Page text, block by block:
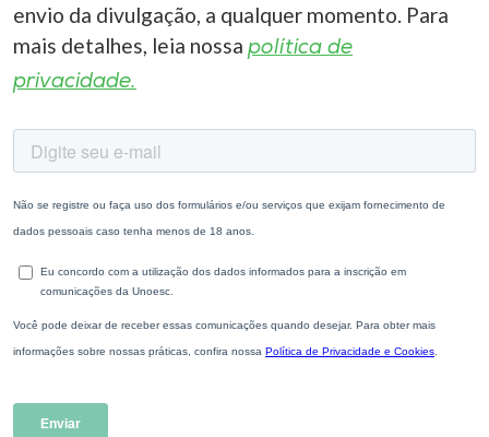
envio da divulgação, a qualquer momento. Para
mais detalhes, leia nossa política de
privacidade.